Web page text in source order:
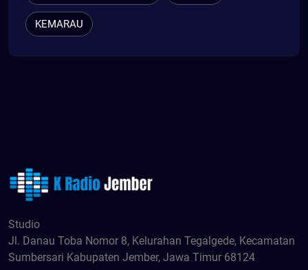
KEMARAU
Studio
Jl. Danau Toba Nomor 8, Kelurahan Tegalgede, Kecamatan
Sumbersari Kabupaten Jember, Jawa Timur 68124